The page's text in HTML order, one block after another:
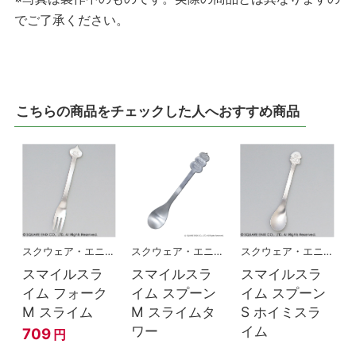
でご了承ください。
こちらの商品をチェックした人へおすすめ商品
スクウェア・エニックス
スマイルスラ
イム フォーク
M スライム
709 円
スクウェア・エニックス
スマイルスラ
イム スプーン
M スライムタ
ワー
スクウェア・エニックス
スマイルスラ
イム スプーン
S ホイミスラ
イム